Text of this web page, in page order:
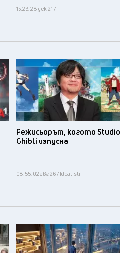
15:23, 28 дек 21 /
Режисьорът, когото Studio
Ghibli изпусна
08:55, 02 авг 26 / Idealisti